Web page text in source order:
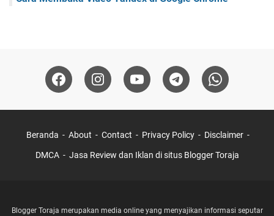
Beranda About Contact Privacy Policy Disclaimer
DMCA Jasa Review dan Iklan di situs Blogger Toraja
Blogger Toraja merupakan media online yang menyajikan informasi seputar